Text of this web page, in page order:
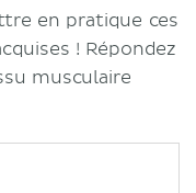
en pratique ces
! Répondez
musculaire